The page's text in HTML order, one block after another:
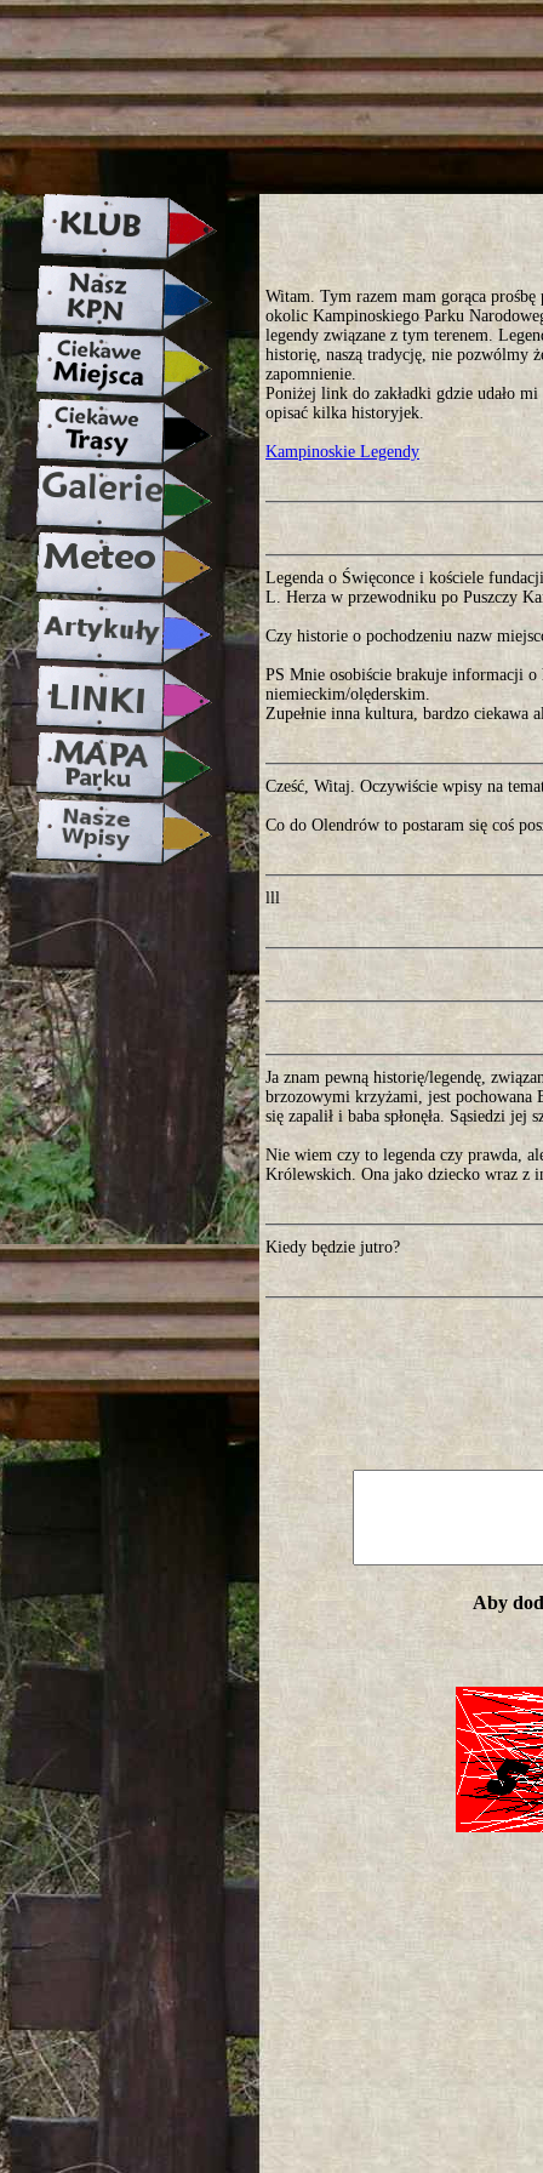
strona w naprawie zapraszamy
Witam. Tym razem mam gorąca
okolic Kampinoskiego Parku
legendy związane z tym terenem.
historię, naszą tradycję, nie pozwólmy
zapomnienie.
Poniżej link do zakładki gdzie udało mi
opisać kilka historyjek.
Kampinoskie Legendy
Legenda o Święconce i kościele
L. Herza w przewodniku po Puszczy
Czy historie o pochodzeniu nazw
PS Mnie osobiście brakuje informacji o
niemieckim/olęderskim.
Zupełnie inna kultura, bardzo ciekawa
Cześć, Witaj. Oczywiście wpisy na
Co do Olendrów to postaram się coś
lll
Ja znam pewną historię/legendę,
brzozowymi krzyżami, jest pochowana
się zapalił i baba spłonęła. Sąsiedzi
Nie wiem czy to legenda czy prawda,
Królewskich. Ona jako dziecko wraz z
Kiedy będzie jutro?
Aby